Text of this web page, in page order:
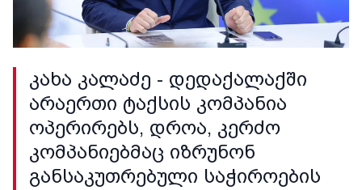
კახა კალაძე - დედაქალაქში
არაერთი ტაქსის კომპანია
ოპერირებს, დროა, კერძო
კომპანიებმაც იზრუნონ
განსაკუთრებული საჭიროების